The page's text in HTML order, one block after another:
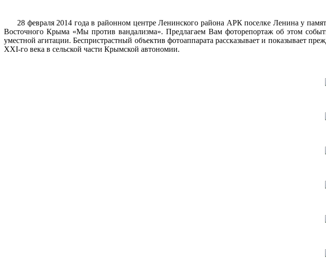
28 февраля 2014 года в районном центре Ленинского района АРК поселке Ленина у
Восточного Крыма «Мы против вандализма». Предлагаем Вам фоторепортаж об этом
уместной агитации. Беспристрастный объектив фотоаппарата рассказывает и показывает
XXI-го века в сельской части Крымской автономии.